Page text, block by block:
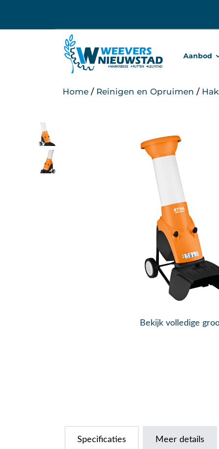
Aanbod
Home / Reinigen en Opruimen /
Bekijk volledige
Specificaties Meer details